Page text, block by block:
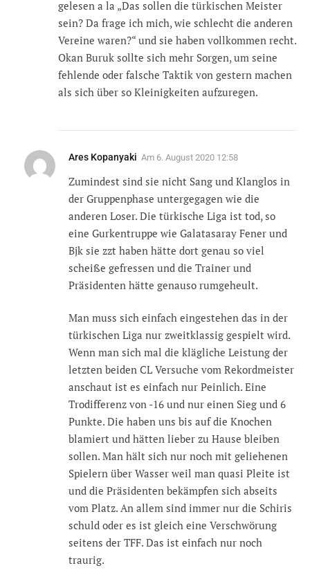
gelesen a la „Das sollen die türkischen Meister
sein? Da frage ich mich, wie schlecht die anderen
Vereine waren?“ und sie haben vollkommen recht.
Okan Buruk sollte sich mehr Sorgen, um seine
fehlende oder falsche Taktik von gestern machen
als sich über so Kleinigkeiten aufzuregen.
Ares Kopanyaki Am 6. August 2020 12:58
Zumindest sind sie nicht Sang und Klanglos in
der Gruppenphase untergegagen wie die
anderen Loser. Die türkische Liga ist tod, so
eine Gurkentruppe wie Galatasaray Fener und
Bjk sie zzt haben hätte dort genau so viel
scheiße gefressen und die Trainer und
Präsidenten hätte genauso rumgeheult.
Man muss sich einfach eingestehen das in der
türkischen Liga nur zweitklassig gespielt wird.
Wenn man sich mal die klägliche Leistung der
letzten beiden CL Versuche vom Rekordmeister
anschaut ist es einfach nur Peinlich. Eine
Trodifferenz von -16 und nur einen Sieg und 6
Punkte. Die haben uns bis auf die Knochen
blamiert und hätten lieber zu Hause bleiben
sollen. Man hält sich nur noch mit geliehenen
Spielern über Wasser weil man quasi Pleite ist
und die Präsidenten bekämpfen sich abseits
vom Platz. An allem sind immer nur die Schiris
schuld oder es ist gleich eine Verschwörung
seitens der TFF. Das ist einfach nur noch
traurig.